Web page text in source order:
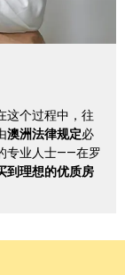
这个过程中，往
澳洲法律规定必
专业人士——在罗
到理想的优质房